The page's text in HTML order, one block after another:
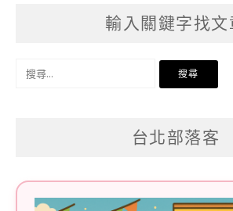
輸入關鍵字找文
搜
台北部落客